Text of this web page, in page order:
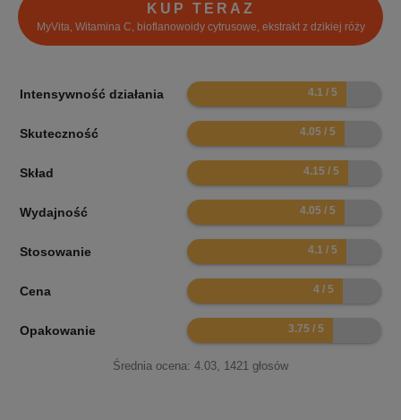
KUP TERAZ
MyVita, Witamina C, bioflanowoidy cytrusowe, ekstrakt z dzikiej róży
Intensywność działania 8.2
Skuteczność 8.1
Skład 8.3
Wydajność 8.1
Stosowanie 8.2
Cena 8
Opakowanie 7.5
Średnia ocena: 4.03 1421 głosów